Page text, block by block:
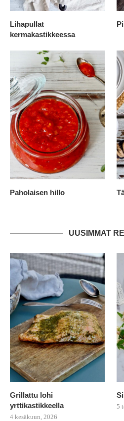
Lihapullat
kermakastikkeessa
Paholaisen hillo
UUSIMMAT
Grillattu lohi
yrttikastikkeella
4 kesäkuun, 2026
5